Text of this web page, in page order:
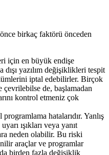
birkaç faktörü önceden
için en büyük endişe
dışı yazılım değişiklikleri tespit
iptal edebilirler. Birçok
de, başlamadan
kontrol etmeniz çok
hatalarıdır. Yanlış
ışıkları veya yanıt
neden olabilir. Bu riski
araçlar ve programlar
birden fazla değişiklik